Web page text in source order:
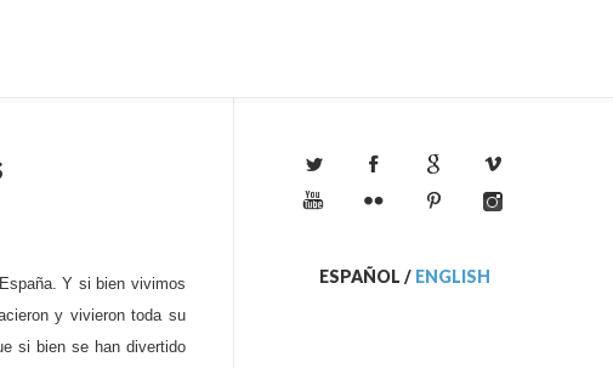
Y si bien vivimos
y vivieron toda su
si bien se han divertido
ESPAÑOL / ENGLISH